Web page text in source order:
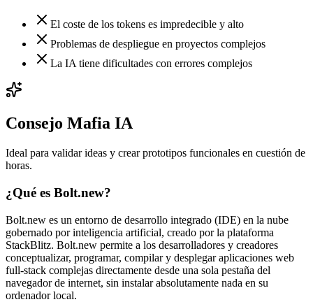
El coste de los tokens es impredecible y alto
Problemas de despliegue en proyectos complejos
La IA tiene dificultades con errores complejos
Consejo Mafia IA
Ideal para validar ideas y crear prototipos funcionales en cuestión de
horas.
¿Qué es Bolt.new?
Bolt.new es un entorno de desarrollo integrado (IDE) en la nube
gobernado por inteligencia artificial, creado por la plataforma
StackBlitz. Bolt.new permite a los desarrolladores y creadores
conceptualizar, programar, compilar y desplegar aplicaciones web
full-stack complejas directamente desde una sola pestaña del
navegador de internet, sin instalar absolutamente nada en su
ordenador local.